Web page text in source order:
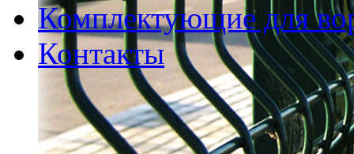
Комплектующие для
Контакты